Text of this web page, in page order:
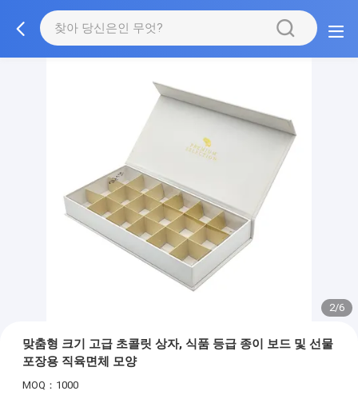
2/6
맞춤형 크기 고급 초콜릿 상자, 식품 등급 종이 보드 및 선물
포장용 직육면체 모양
MOQ：1000